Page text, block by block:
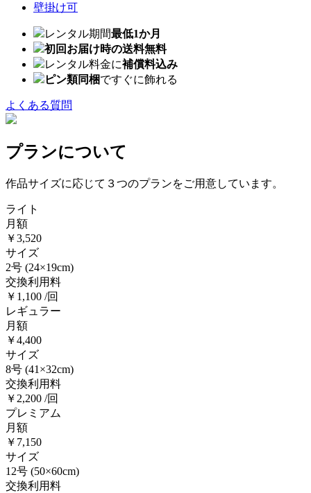
壁掛け可
レンタル期間最低1か月
初回お届け時の送料無料
レンタル料金に補償料込み
ピン類同梱ですぐに飾れる
よくある質問
プランについて
作品サイズに応じて３つのプランをご用意しています。
ライト
月額
￥3,520
サイズ
2号 (24×19cm)
交換利用料
￥1,100 /回
レギュラー
月額
￥4,400
サイズ
8号 (41×32cm)
交換利用料
￥2,200 /回
プレミアム
月額
￥7,150
サイズ
12号 (50×60cm)
交換利用料